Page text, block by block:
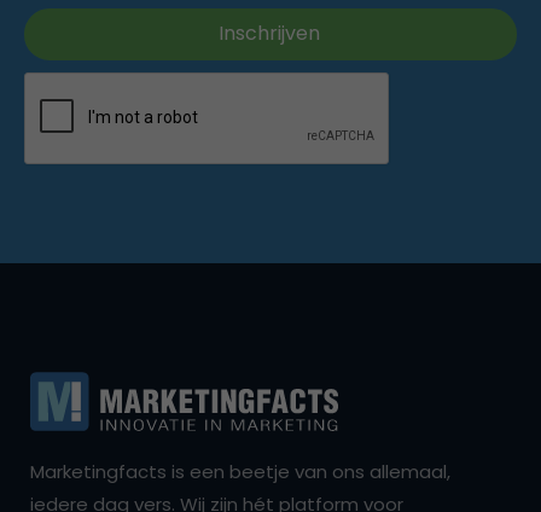
Marketingfacts is een beetje van ons allemaal,
iedere dag vers. Wij zijn hét platform voor